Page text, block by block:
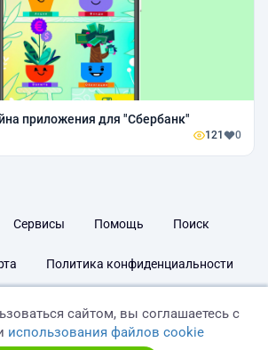
приложения для "Сбербанк"
121 0
Сервисы Помощь Поиск
Политика конфиденциальности
сайтом, вы соглашаетесь с
использования файлов cookie